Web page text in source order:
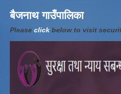
बैजनाथ गाउँपालिका
Please click below to visit